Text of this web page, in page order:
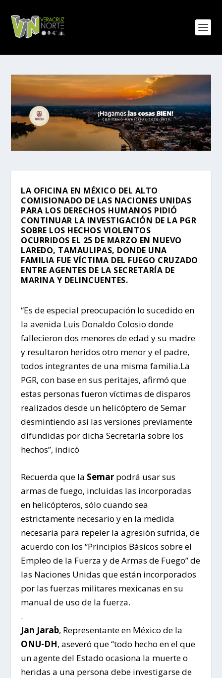
LA OFICINA EN MÉXICO DEL ALTO
COMISIONADO DE LAS NACIONES UNIDAS
PARA LOS DERECHOS HUMANOS PIDIÓ
CONTINUAR LA INVESTIGACIÓN DE LA PGR
SOBRE LOS HECHOS VIOLENTOS
OCURRIDOS EL 25 DE MARZO EN NUEVO
LAREDO, TAMAULIPAS, DONDE UNA
FAMILIA FUE VÍCTIMA DEL FUEGO CRUZADO
ENTRE AGENTES DE LA SECRETARÍA DE
MARINA Y DELINCUENTES.
“Es de especial preocupación lo sucedido en
la avenida Luis Donaldo Colosio donde
fallecieron dos menores de edad y su madre
y resultaron heridos otro menor y el padre,
todos integrantes de una misma familia.La
PGR, con base en sus peritajes, afirmó que
estas personas fueron víctimas de disparos
realizados desde un helicóptero de Semar
desmintiendo así las versiones previamente
difundidas por dicha Secretaría sobre los
hechos”, indicó
Recuerda que la Semar podrá usar sus
armas de fuego, incluidas las incorporadas
en helicópteros, sólo cuando sea
estrictamente necesario y en la medida
necesaria para repeler la agresión sufrida, de
acuerdo con los “Principios Básicos sobre el
Empleo de la Fuerza y de Armas de Fuego” de
las Naciones Unidas que están incorporados
por las fuerzas militares mexicanas en su
manual de uso de la fuerza.
.
Jan Jarab, Representante en México de la
ONU-DH, aseveró que “todo hecho en el que
un agente del Estado ocasiona la muerte o
heridas a una persona debe investigarse de